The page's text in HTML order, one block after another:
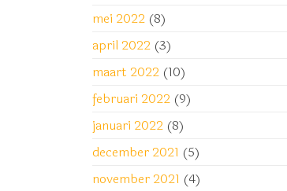
mei 2022 (8)
april 2022 (3)
maart 2022 (10)
februari 2022 (9)
januari 2022 (8)
december 2021 (5)
november 2021 (4)